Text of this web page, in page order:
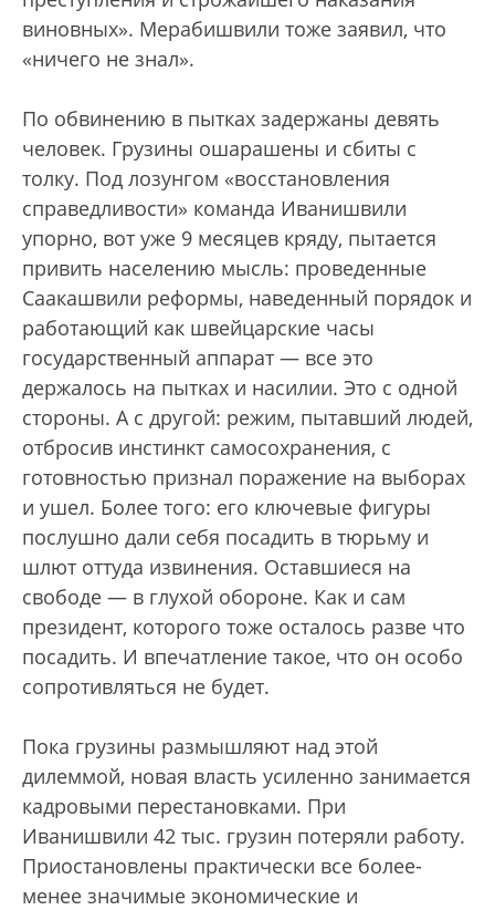
виновных». Мерабишвили тоже заявил, что
«ничего не знал».
По обвинению в пытках задержаны девять
человек. Грузины ошарашены и сбиты с
толку. Под лозунгом «восстановления
справедливости» команда Иванишвили
упорно, вот уже 9 месяцев кряду, пытается
привить населению мысль: проведенные
Саакашвили реформы, наведенный порядок и
работающий как швейцарские часы
государственный аппарат — все это
держалось на пытках и насилии. Это с одной
стороны. А с другой: режим, пытавший людей,
отбросив инстинкт самосохранения, с
готовностью признал поражение на выборах
и ушел. Более того: его ключевые фигуры
послушно дали себя посадить в тюрьму и
шлют оттуда извинения. Оставшиеся на
свободе — в глухой обороне. Как и сам
президент, которого тоже осталось разве что
посадить. И впечатление такое, что он особо
сопротивляться не будет.
Пока грузины размышляют над этой
дилеммой, новая власть усиленно занимается
кадровыми перестановками. При
Иванишвили 42 тыс. грузин потеряли работу.
Приостановлены практически все более-
менее значимые экономические и